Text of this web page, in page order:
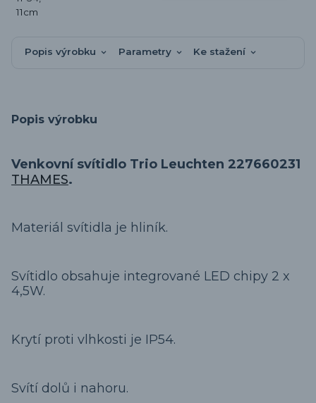
Popis výrobku Parametry Ke stažení
Popis výrobku
Venkovní svítidlo Trio Leuchten 227660231
THAMES.
Materiál svítidla je hliník.
Svítidlo obsahuje integrované LED chipy 2 x
4,5W.
Krytí proti vlhkosti je IP54.
Svítí dolů i nahoru.